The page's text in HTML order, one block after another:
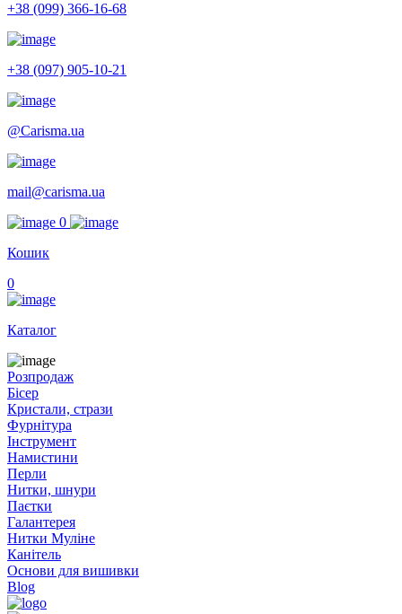
+38 (099) 366-16-68
+38 (097) 905-10-21
@Carisma.ua
mail@carisma.ua
0
Кошик
0
Каталог
Розпродаж
Бісер
Кристали, стрази
Фурнітура
Інструмент
Намистини
Перли
Нитки, шнури
Паєтки
Галантерея
Нитки Муліне
Канітель
Основи для вишивки
Blog